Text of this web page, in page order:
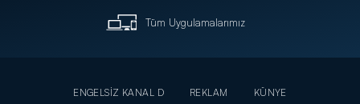
Tüm Uygulamalarımız
ENGELSİZ KANAL D REKLAM
KÜNYE